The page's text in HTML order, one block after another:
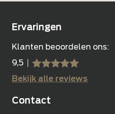
Ervaringen
Klanten beoordelen ons:
9,5
sssss
SSSSS
Bekijk alle reviews
Contact